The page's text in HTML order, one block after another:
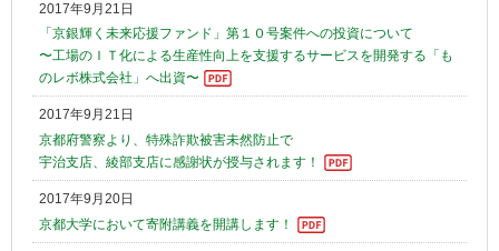
2017年9月21日
「京銀輝く未来応援ファンド」第１０号案件への投資について
〜工場のＩＴ化による生産性向上を支援するサービスを開発する「も
のレボ株式会社」へ出資〜
2017年9月21日
京都府警察より、特殊詐欺被害未然防止で
宇治支店、綾部支店に感謝状が授与されます！
2017年9月20日
京都大学において寄附講義を開講します！